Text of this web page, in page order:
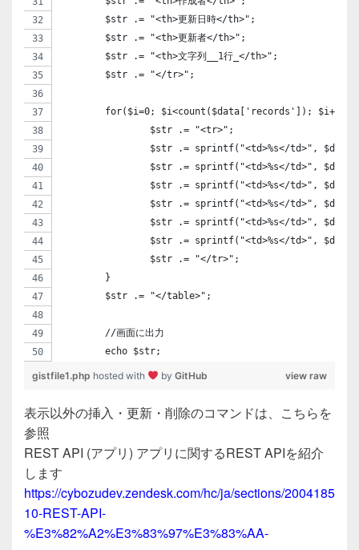
	$str .= "<th>更新日時</th>";
	$str .= "<th>更新者</th>";
	$str .= "</tr>";
	for($i=0; $i<count($data['records']); $i++){
		$str .= "<tr>";
$str .= sprintf("<td>%s</td>",
$str .= sprintf("<td>%s</td>",
$str .= sprintf("<td>%s</td>",
$str .= sprintf("<td>%s</td>",
$str .= sprintf("<td>%s</td>",
	}
	$str .= "</table>";
	//画面に出力
	echo $str;
view raw
gistfile1.php hosted with by GitHub
表示以外の挿入・更新・削除のコマンドは、こちらを
参照
REST API (アプリ) アプリに関するREST APIを紹介
します
https://cybozudev.zendesk.com/hc/ja/sections/2004185
10-REST-API-
%E3%82%A2%E3%83%97%E3%83%AA-